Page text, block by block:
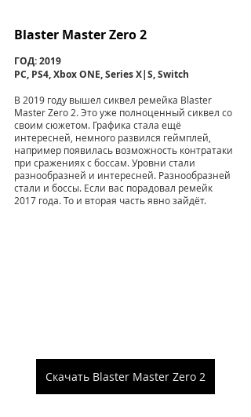
Blaster Master Zero 2
ГОД: 2019
PC, PS4, Xbox ONE, Series X|S, Switch
В 2019 году вышел сиквел ремейка Blaster
Master Zero 2. Это уже полноценный сиквел со
своим сюжетом. Графика стала ещё
интересней, немного развился геймплей,
например появилась возможность контратаки
при сражениях с боссам. Уровни стали
разнообразней и интересней. Разнообразней
стали и боссы. Если вас порадовал ремейк
2017 года. То и вторая часть явно зайдёт.
Скачать Blaster Master Zero 2